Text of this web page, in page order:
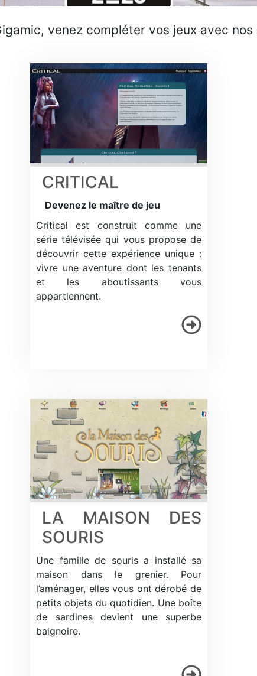
venez compléter vos jeux avec nos
CRITICAL
Devenez le maître de jeu
Critical est construit comme une
série télévisée qui vous propose de
découvrir cette expérience unique :
vivre une aventure dont les tenants
et les aboutissants vous
appartiennent.
LA MAISON DES
SOURIS
Une famille de souris a installé sa
maison dans le grenier. Pour
l’aménager, elles vous ont dérobé de
petits objets du quotidien. Une boîte
de sardines devient une superbe
baignoire.